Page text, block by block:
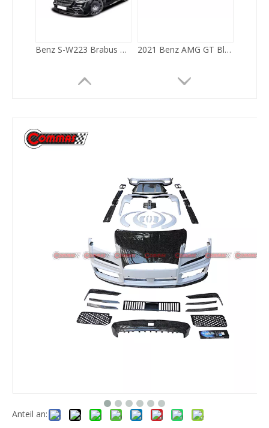
Rolls Royce Cullinan Mansory Bodykit aus geschmiedetem Carbon Maserati Quattroporte LeapDesign Bodykit
Maserati Ghibli aspec Bodykit
Anteil an: